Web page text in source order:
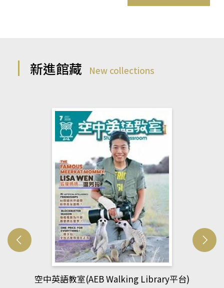
新進館藏 New collections
網管人(kono平台)